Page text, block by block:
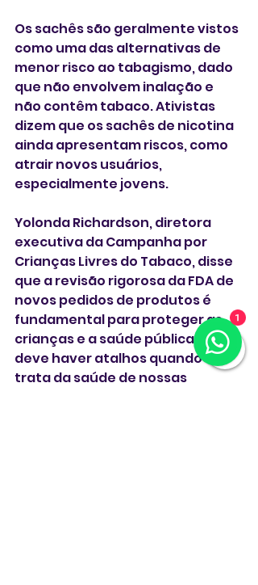
Os sachês são geralmente vistos
como uma das alternativas de
menor risco ao tabagismo, dado
que não envolvem inalação e
não contêm tabaco. Ativistas
dizem que os sachês de nicotina
ainda apresentam riscos, como
atrair novos usuários,
especialmente jovens.
Yolonda Richardson, diretora
executiva da Campanha por
Crianças Livres do Tabaco, disse
que a revisão rigorosa da FDA de
novos pedidos de produtos é
fundamental para proteger as
crianças e a saúde pública. "Não
deve haver atalhos quando se
trata da saúde de nossas
1